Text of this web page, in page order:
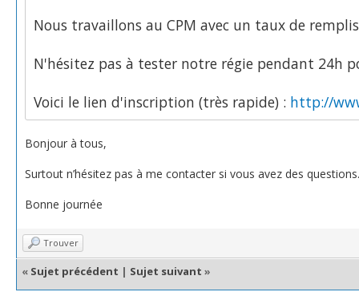
Nous travaillons au CPM avec un taux de
N'hésitez pas à tester notre régie pendant 24h
Voici le lien d'inscription (très rapide) : http://
Bonjour à tous,
Surtout n’hésitez pas à me contacter si vous avez des questions.
Bonne journée
Trouver
« Sujet précédent | Sujet suivant »